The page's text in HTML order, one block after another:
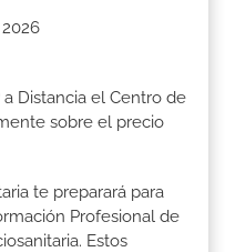
Distancia el Centro de
sobre el precio
te preparará para
Profesional de
Estos